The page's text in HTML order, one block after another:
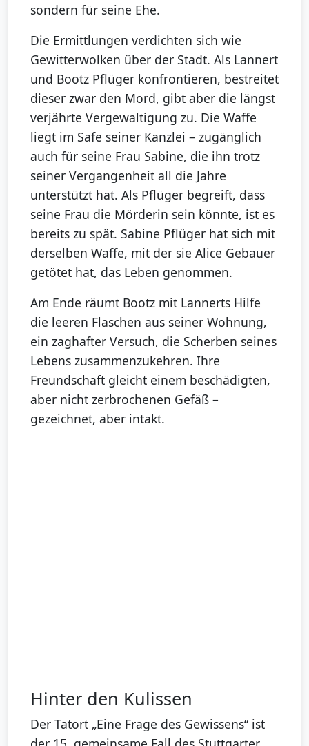
sondern für seine Ehe.
Die Ermittlungen verdichten sich wie
Gewitterwolken über der Stadt. Als Lannert
und Bootz Pflüger konfrontieren, bestreitet
dieser zwar den Mord, gibt aber die längst
verjährte Vergewaltigung zu. Die Waffe
liegt im Safe seiner Kanzlei – zugänglich
auch für seine Frau Sabine, die ihn trotz
seiner Vergangenheit all die Jahre
unterstützt hat. Als Pflüger begreift, dass
seine Frau die Mörderin sein könnte, ist es
bereits zu spät. Sabine Pflüger hat sich mit
derselben Waffe, mit der sie Alice Gebauer
getötet hat, das Leben genommen.
Am Ende räumt Bootz mit Lannerts Hilfe
die leeren Flaschen aus seiner Wohnung,
ein zaghafter Versuch, die Scherben seines
Lebens zusammenzukehren. Ihre
Freundschaft gleicht einem beschädigten,
aber nicht zerbrochenen Gefäß –
gezeichnet, aber intakt.
Hinter den Kulissen
Der Tatort „Eine Frage des Gewissens“ ist